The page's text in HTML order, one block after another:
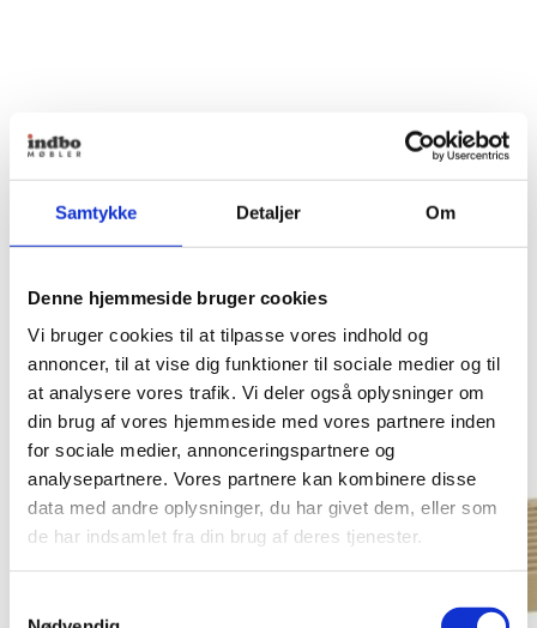
Samtykke Detaljer Om
Denne hjemmeside bruger cookies
Vi bruger cookies til at tilpasse vores indhold og
annoncer, til at vise dig funktioner til sociale medier og til
at analysere vores trafik. Vi deler også oplysninger om
din brug af vores hjemmeside med vores partnere inden
for sociale medier, annonceringspartnere og
analysepartnere. Vores partnere kan kombinere disse
data med andre oplysninger, du har givet dem, eller som
de har indsamlet fra din brug af deres tjenester.